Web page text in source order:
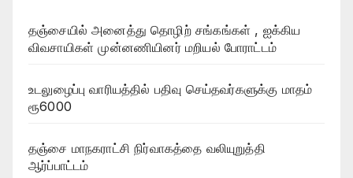
தஞ்சையில் அனைத்து தொழிற் சங்கங்கள் , ஐக்கிய
விவசாயிகள் முன்னணியினர் மறியல் போராட்டம்
உடலுழைப்பு வாரியத்தில் பதிவு செய்தவர்களுக்கு மாதம்
ரூ6000
தஞ்சை மாநகராட்சி நிர்வாகத்தை வலியுறுத்தி
ஆர்ப்பாட்டம்